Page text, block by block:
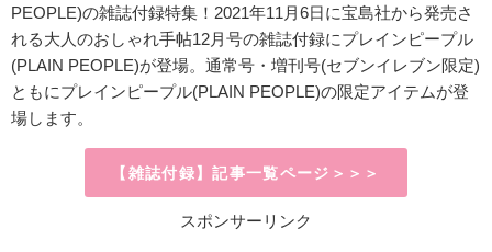
PEOPLE)の雑誌付録特集！2021年11月6日に宝島社から発売さ
れる大人のおしゃれ手帖12月号の雑誌付録にプレインピープル
(PLAIN PEOPLE)が登場。通常号・増刊号(セブンイレブン限定)
ともにプレインピープル(PLAIN PEOPLE)の限定アイテムが登
場します。
【雑誌付録】記事一覧ページ＞＞＞
スポンサーリンク